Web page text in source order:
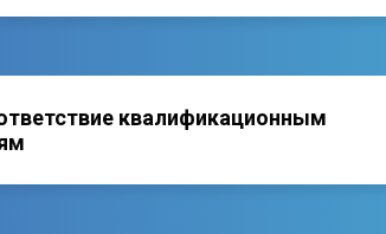
квалификационным